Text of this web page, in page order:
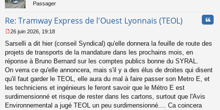
Passager
Re: Tramway Express de l'Ouest Lyonnais (TEOL)
e
s
s
a
g
e
n
o
n
26 juin 2026, 19:18
Sarselli a dit hier (conseil Syndical) qu'elle donnera la feuille de route des
projets de transports de la mandature dans les prochains mois, en
réponse à Bruno Bernard sur les comptes publics bonne du SYRAL.
On verra ce qu'elle annoncera, mais s'il y a des élus de droites qui disent
qu'il faut garder le TEOL, elle aura du mal à faire passer son Metro E, et
les techniciens et ingénieurs le feront savoir que le Métro E est
surdimensionné et risque de rester dans les cartons, surtout que l'Avis
Environnemental a jugé TEOL un peu surdimensionné.... Ca coincera